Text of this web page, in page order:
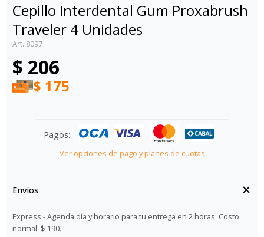
Cepillo Interdental Gum Proxabrush
Traveler 4 Unidades
8097
$ 206
$ 175
Pagos:
Ver opciones de pago y planes de cuotas
Envíos
Express - Agenda día y horario para tu entrega en 2 horas: Costo
normal: $ 190.